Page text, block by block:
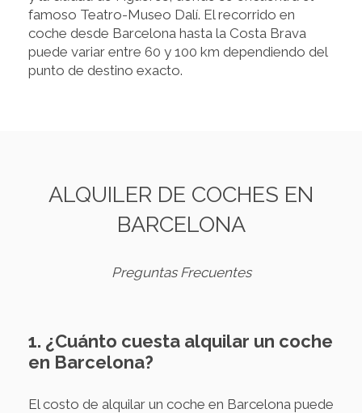
famoso Teatro-Museo Dalí. El recorrido en
coche desde Barcelona hasta la Costa Brava
puede variar entre 60 y 100 km dependiendo del
punto de destino exacto.
ALQUILER DE COCHES EN
BARCELONA
Preguntas Frecuentes
1. ¿Cuánto cuesta alquilar un coche
en Barcelona?
El costo de alquilar un coche en Barcelona puede